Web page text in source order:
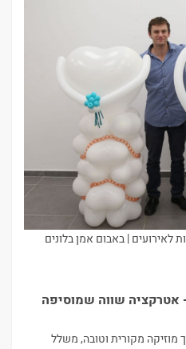
לאירועים | באבום אמן בלונים
אטרקציה שווה שמוסיפה
מוזיקה מקורית וטובה, משלל